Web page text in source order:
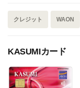
クレジット WAON
KASUMIカード